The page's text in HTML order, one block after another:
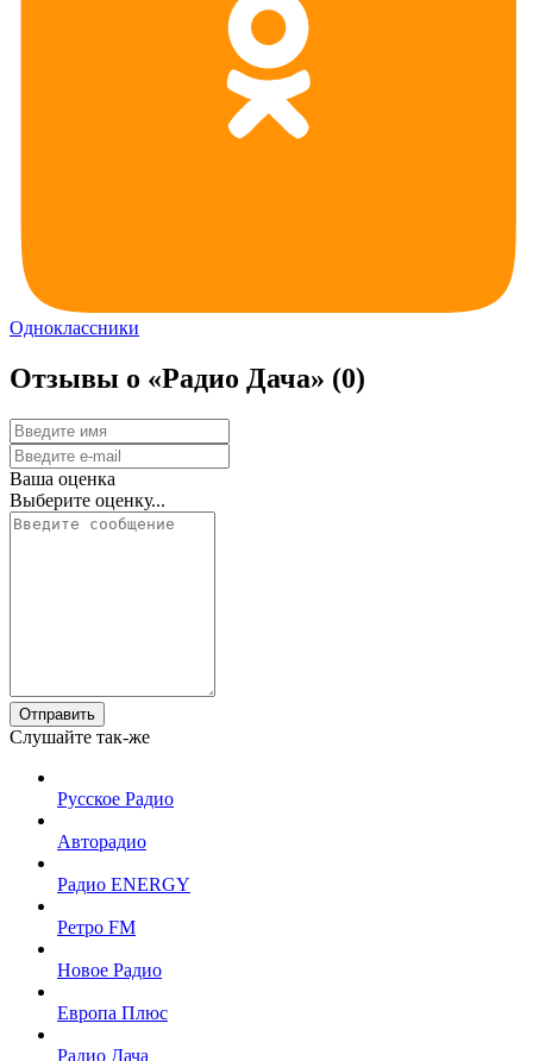
Одноклассники
Отзывы о «Радио Дача» (0)
Ваша оценка
Выберите оценку...
Отправить
Слушайте так-же
Русское Радио
Авторадио
Радио ENERGY
Ретро FM
Новое Радио
Европа Плюс
Радио Дача